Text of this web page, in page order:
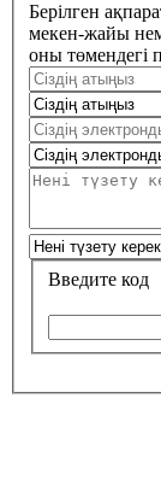
Берілген
мекен-жайы
оны төмендегі
Введите код